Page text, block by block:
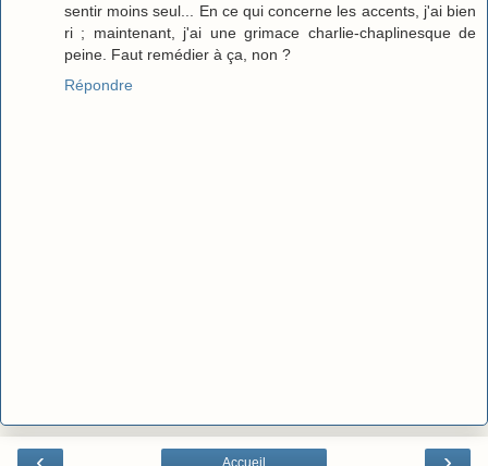
sentir moins seul... En ce qui concerne les accents, j'ai bien
ri ; maintenant, j'ai une grimace charlie-chaplinesque de
peine. Faut remédier à ça, non ?
Répondre
Accueil